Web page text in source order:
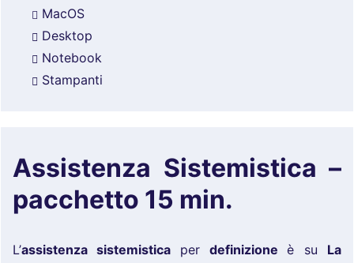
MacOS
Desktop
Notebook
Stampanti
Assistenza Sistemistica –
pacchetto 15 min.
L’assistenza sistemistica perdefinizioneè su La